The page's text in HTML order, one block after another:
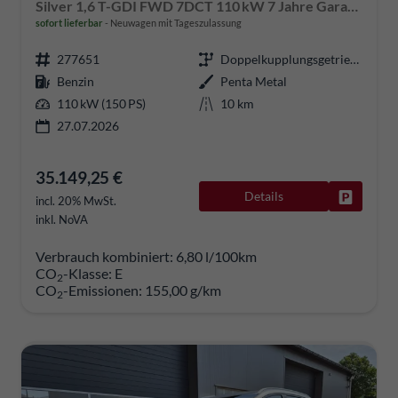
Silver 1,6 T-GDI FWD 7DCT 110 kW 7 Jahre Garantie (150 PS) Silver, Silver-Paket, 2-Zonen-Klimaautomatik, Sitz-/Lenkradheizung, Regensensor, Navi, DAB, Apple CarPlay/Android Auto, Rückfahrkamera, Parksensoren vorn/hinten, Full-LED, 17 Zoll LM, uvm.
sofort lieferbar Neuwagen mit Tageszulassung
277651
Doppelkupplungsgetriebe (DSG)
Benzin
Penta Metal
110 kW (150 PS)
10 km
27.07.2026
35.149,25 €
incl. 20% MwSt.
inkl. NoVA
Details
Verbrauch kombiniert: 6,80 l/100km
CO2-Klasse: E
CO2-Emissionen: 155,00 g/km